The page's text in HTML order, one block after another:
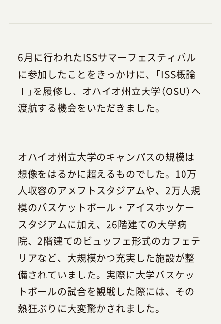
6月に行われたISSサマーフェスティバル
に参加したことをきっかけに、「ISS概論
Ⅰ」を履修し、オハイオ州立大学（OSU）へ
渡航する機会をいただきました。
オハイオ州立大学のキャンパスの規模は
想像をはるかに超えるものでした。10万
人収容のアメフトスタジアムや、2万人規
模のバスケットボール・アイスホッケー
スタジアムに加え、26階建ての大学病
院、2階建てのビュッフェ形式のカフェテ
リアなど、大規模かつ充実した施設が整
備されていました。実際に大学バスケッ
トボールの試合を観戦した際には、その
熱狂ぶりに大変驚かされました。